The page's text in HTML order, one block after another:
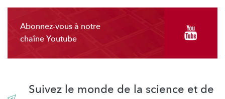
Abonnez-vous à notre
chaîne Youtube
Suivez le monde de la science et de